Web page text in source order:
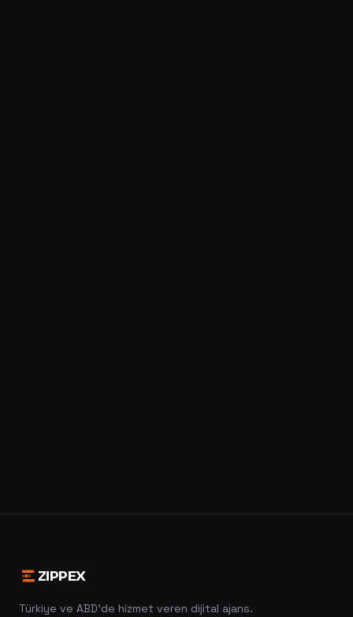
ZIPPEX
Türkiye ve ABD'de hizmet veren dijital ajans.